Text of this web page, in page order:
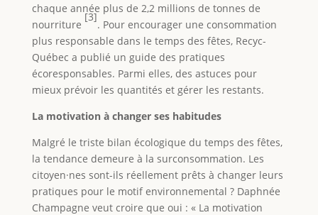
chaque année plus de 2,2 millions de tonnes de
nourriture
[3]
. Pour encourager une consommation
plus responsable dans le temps des fêtes, Recyc-
Québec a publié un guide des pratiques
écoresponsables. Parmi elles, des astuces pour
mieux prévoir les quantités et gérer les restants.
La motivation à changer ses habitudes
Malgré le triste bilan écologique du temps des fêtes,
la tendance demeure à la surconsommation. Les
citoyen·nes sont-ils réellement prêts à changer leurs
pratiques pour le motif environnemental ? Daphnée
Champagne veut croire que oui : « La motivation